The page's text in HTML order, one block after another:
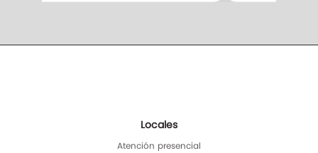
Locales
Atención presencial